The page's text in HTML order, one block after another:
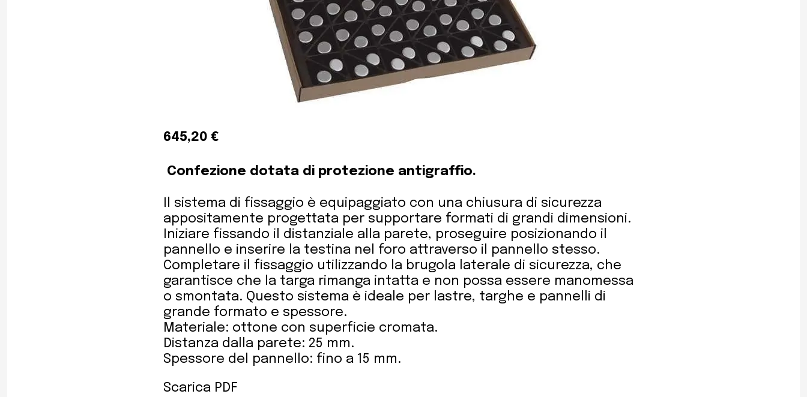
645,20 €
Confezione dotata di protezione antigraffio.
Il sistema di fissaggio è equipaggiato con una chiusura di sicurezza
appositamente progettata per supportare formati di grandi dimensioni.
Iniziare fissando il distanziale alla parete, proseguire posizionando il
pannello e inserire la testina nel foro attraverso il pannello stesso.
Completare il fissaggio utilizzando la brugola laterale di sicurezza, che
garantisce che la targa rimanga intatta e non possa essere manomessa
o smontata. Questo sistema è ideale per lastre, targhe e pannelli di
grande formato e spessore.
Materiale: ottone con superficie cromata.
Distanza dalla parete: 25 mm.
Spessore del pannello: fino a 15 mm.
Scarica PDF